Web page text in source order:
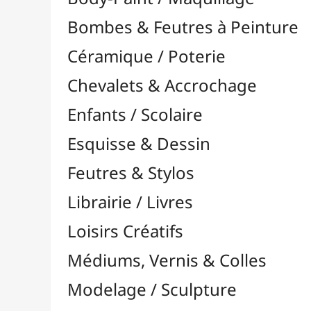
Feutres & Stylos
Librairie / Livres
Loisirs Créatifs
Médiums, Vernis & Colles
Modelage / Sculpture
Peintures / Couleurs
Accessoires
Colour Shapers
Couteaux à Peindre
Éponges
Lampes UV
Mannequins
Nettoyage / Savons